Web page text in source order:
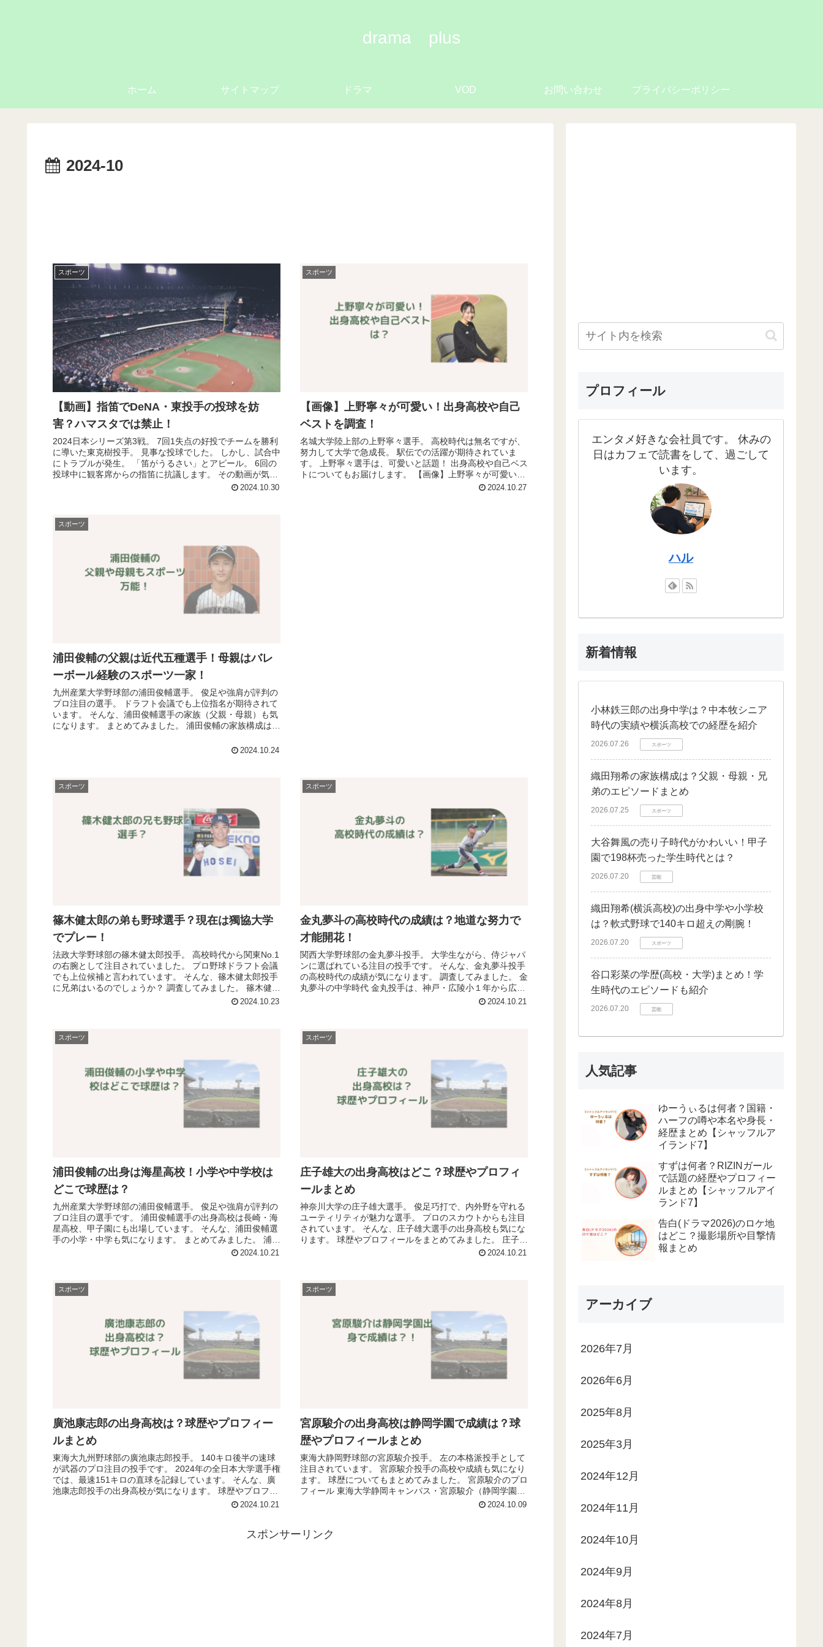
drama plus
ホーム サイトマップ ドラマ VOD お問い合わせ プライバシーポリシー
2024-10
スポーツ
【動画】指笛でDeNA・東投手の投球を妨
害？ハマスタでは禁止！
2024日本シリーズ第3戦。 7回1失点の好投でチームを勝利
に導いた東克樹投手。 見事な投球でした。 しかし、試合中
にトラブルが発生。 「笛がうるさい」とアピール。 6回の
投球中に観客席からの指笛に抗議します。 その動画が気に
2024.10.30
スポーツ
【画像】上野寧々が可愛い！出身高校や自己
ベストを調査！
名城大学陸上部の上野寧々選手。 高校時代は無名ですが、
努力して大学で急成長。 駅伝での活躍が期待されていま
す。 上野寧々選手は、可愛いと話題！ 出身高校や自己ベス
トについてもお届けします。 【画像】上野寧々が可愛い！
2024.10.27
スポーツ
浦田俊輔の父親は近代五種選手！母親はバレ
ーボール経験のスポーツ一家！
九州産業大学野球部の浦田俊輔選手。 俊足や強肩が評判の
プロ注目の選手。 ドラフト会議でも上位指名が期待されて
います。 そんな、浦田俊輔選手の家族（父親・母親）も気
になります。 まとめてみました。 浦田俊輔の家族構成は？
2024.10.24
スポーツ
篠木健太郎の弟も野球選手？現在は獨協大学
でプレー！
法政大学野球部の篠木健太郎投手。 高校時代から関東No.1
の右腕として注目されていました。 プロ野球ドラフト会議
でも上位候補と言われています。 そんな、篠木健太郎投手
に兄弟はいるのでしょうか？ 調査してみました。 篠木健太
2024.10.23
スポーツ
金丸夢斗の高校時代の成績は？地道な努力で
才能開花！
関西大学野球部の金丸夢斗投手。 大学生ながら、侍ジャパ
ンに選ばれている注目の投手です。 そんな、金丸夢斗投手
の高校時代の成績が気になります。 調査してみました。 金
丸夢斗の中学時代 金丸投手は、神戸・広陵小１年から広陵
2024.10.21
スポーツ
浦田俊輔の出身は海星高校！小学や中学校は
どこで球歴は？
九州産業大学野球部の浦田俊輔選手。 俊足や強肩が評判の
プロ注目の選手です。 浦田俊輔選手の出身高校は長崎・海
星高校、甲子園にも出場しています。 そんな、浦田俊輔選
手の小学・中学も気になります。 まとめてみました。 浦田
2024.10.21
スポーツ
庄子雄大の出身高校はどこ？球歴やプロフィ
ールまとめ
神奈川大学の庄子雄大選手。 俊足巧打で、内外野を守れる
ユーティリティが魅力な選手。 プロのスカウトからも注目
されています。 そんな、庄子雄大選手の出身高校も気にな
ります。 球歴やプロフィールをまとめてみました。 庄子雄
2024.10.21
スポーツ
廣池康志郎の出身高校は？球歴やプロフィー
ルまとめ
東海大九州野球部の廣池康志郎投手。 140キロ後半の速球
が武器のプロ注目の投手です。 2024年の全日本大学選手権
では、最速151キロの直球を記録しています。 そんな、廣
池康志郎投手の出身高校が気になります。 球歴やプロフィ
2024.10.21
スポーツ
宮原駿介の出身高校は静岡学園で成績は？球
歴やプロフィールまとめ
東海大静岡野球部の宮原駿介投手。 左の本格派投手として
注目されています。 宮原駿介投手の高校や成績も気になり
ます。 球歴についてもまとめてみました。 宮原駿介のプロ
フィール 東海大学静岡キャンパス・宮原駿介（静岡学園）
2024.10.09
スポンサーリンク
プロフィール
エンタメ好きな会社員です。 休みの
日はカフェで読書をして、過ごして
います。
ハル
新着情報
小林鉄三郎の出身中学は？中本牧シニア
時代の実績や横浜高校での経歴を紹介
2026.07.26 スポーツ
織田翔希の家族構成は？父親・母親・兄
弟のエピソードまとめ
2026.07.25 スポーツ
大谷舞風の売り子時代がかわいい！甲子
園で198杯売った学生時代とは？
2026.07.20 芸能
織田翔希(横浜高校)の出身中学や小学校
は？軟式野球で140キロ超えの剛腕！
2026.07.20 スポーツ
谷口彩菜の学歴(高校・大学)まとめ！学
生時代のエピソードも紹介
2026.07.20 芸能
人気記事
ゆーうぃるは何者？国籍・
ハーフの噂や本名や身長・
経歴まとめ【シャッフルア
イランド7】
すずは何者？RIZINガール
で話題の経歴やプロフィー
ルまとめ【シャッフルアイ
ランド7】
告白(ドラマ2026)のロケ地
はどこ？撮影場所や目撃情
報まとめ
アーカイブ
2026年7月
2026年6月
2025年8月
2025年3月
2024年12月
2024年11月
2024年10月
2024年9月
2024年8月
2024年7月